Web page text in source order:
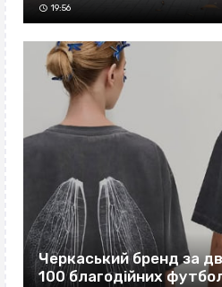
19:56
Черкаський бренд за
100 благодійних